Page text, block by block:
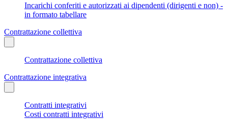
Incarichi conferiti e autorizzati ai dipendenti (dirigenti e non) -
in formato tabellare
Contrattazione collettiva
Contrattazione collettiva
Contrattazione integrativa
Contratti integrativi
Costi contratti integrativi